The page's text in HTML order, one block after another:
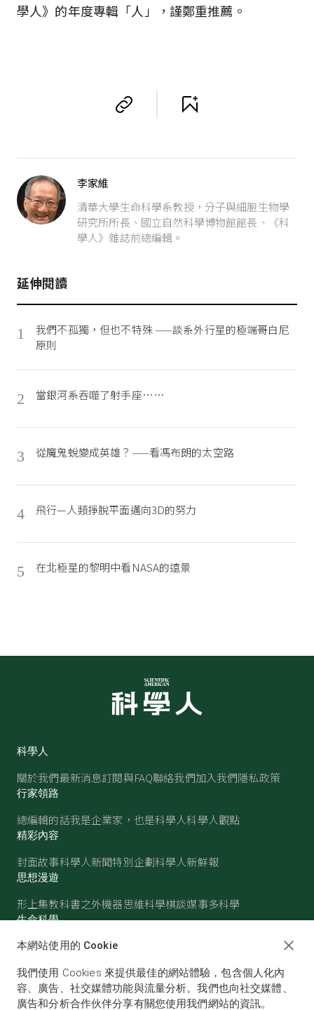
學人》的年度專輯「人」，謹鄭重推薦。
李家維
清華大學生命科學系教授，分子與細胞生物學
研究所所長、國立自然科學博物館館長、《科
學人》雜誌前總編輯。
延伸閱讀
1
我們不孤獨，但也不特殊 ——談系外行星的極端哥白尼
原則
2 當銀河系吞噬了射手座……
3 從魔鬼蛻變成英雄？——看馮布朗的太空路
4 飛行—人類掙脫平面邁向3D的努力
5 在北極星的黎明中看NASA的遠景
科學人
關於我們最新消息訂閱與FAQ聯絡我們加入我們隱私政策
行家領路
總編輯的話我是企業家，也是科學人科學人觀點
精彩內容
封面故事科學人新聞特別企劃科學人新鮮報
思想漫遊
形上集教科書之外機器思維科學棋談媒事多科學
生命科學
醫學古生物心理學生態學
物理 化學地球科學天文
本網站使用的 Cookie
我們使用 Cookies 來提供最佳的網站體驗，包含個人化內
容、廣告、社交媒體功能與流量分析。我們也向社交媒體、
廣告和分析合作伙伴分享有關您使用我們網站的資訊。